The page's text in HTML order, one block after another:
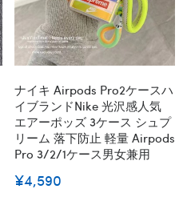
ナイキ Airpods Pro2ケースハ
イブランドNike 光沢感人気
エアーポッズ 3ケース シュプ
リーム 落下防止 軽量 Airpods
Pro 3/2/1ケース男女兼用
¥4,590